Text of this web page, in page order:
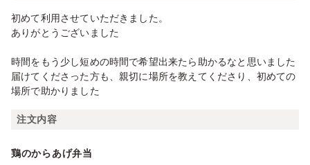
初めて利用させていただきました。
ありがとうございました
時間をもう少し短めの時間で希望出来たら助かるなと思いました
届けてくださった方も、親切に場所を教えてくださり、初めての
場所で助かりました
注文内容
鶏のからあげ弁当